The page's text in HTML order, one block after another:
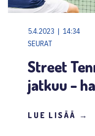
5.4.2023 | 14:34
SEURAT
Street
jatkuu –
LUE LISÄÄ →